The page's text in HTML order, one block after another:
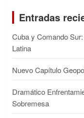
r
Entradas
Cuba y Comando
Latina
Nuevo Capítulo
Dramático
Sobremesa